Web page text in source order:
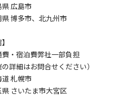
県 広島市
県 博多市、北九州市
・宿泊費弊社一部負担
の詳細はお問合せください）
道 札幌市
県 さいたま市大宮区